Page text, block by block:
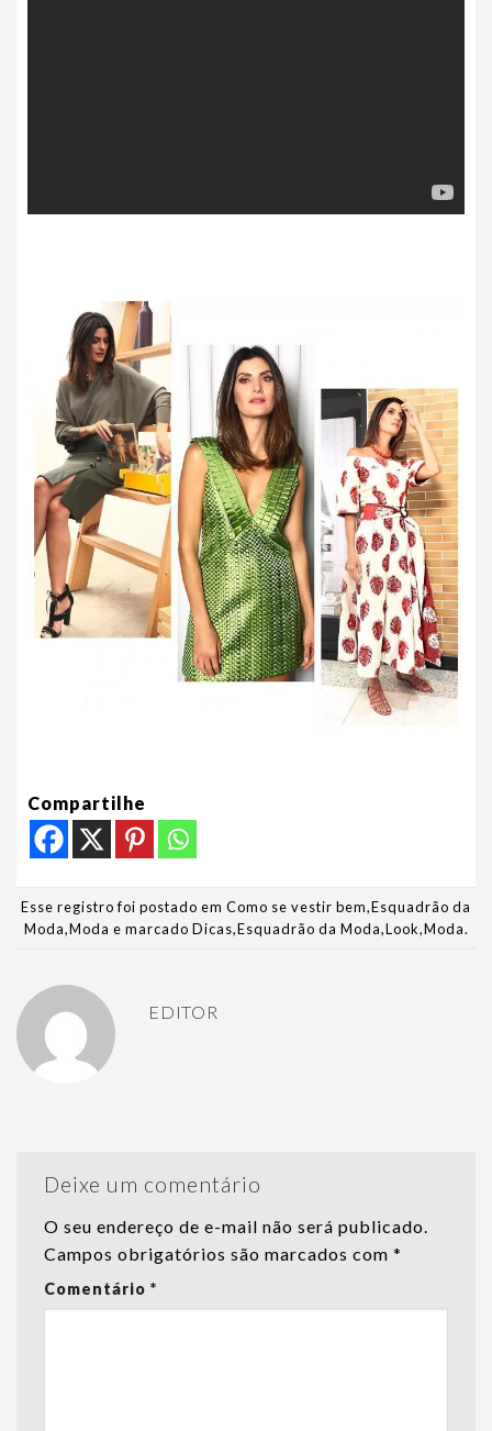
Compartilhe
Esse registro foi postado em Como se vestir bem,Esquadrão da
Moda,Moda e marcado Dicas,Esquadrão da Moda,Look,Moda.
EDITOR
Deixe um comentário
O seu endereço de e-mail não será publicado.
Campos obrigatórios são marcados com *
Comentário *